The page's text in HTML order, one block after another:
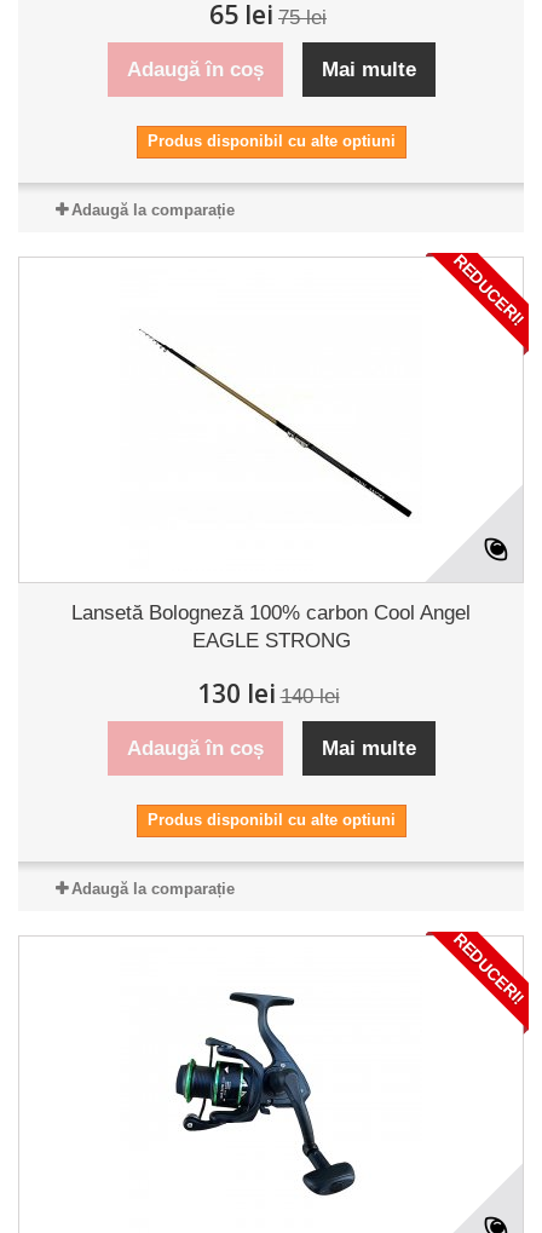
65 lei 75 lei
Adaugă în coș Mai multe
Produs disponibil cu alte optiuni
Adaugă la comparație
REDUCERI!
Lansetă Bologneză 100% carbon Cool Angel
EAGLE STRONG
130 lei 140 lei
Adaugă în coș Mai multe
Produs disponibil cu alte optiuni
Adaugă la comparație
REDUCERI!